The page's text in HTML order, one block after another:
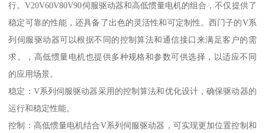
行。V20V60V80V90伺服驱动器和高低惯量电机的组合，不仅提供了
稳定可靠的性能，还具备了出色的灵活性和可定制性。西门子的V系
列伺服驱动器可以根据不同的控制算法和通信接口来满足客户的需
求。，高低惯量电机也提供多种规格和参数可供选择，以适应不同
的应用场景。
稳定：V系列伺服驱动器采用的控制算法和优化设计，确保驱动器的
运行和稳定性能。
控制：高低惯量电机结合V系列伺服驱动器，可实现更加位置控制和